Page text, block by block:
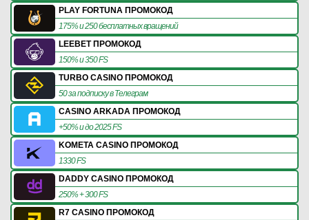
PLAY FORTUNA ПРОМОКОД
175% и 250 бесплатных вращений
LEEBET ПРОМОКОД
150% и 350 FS
TURBO CASINO ПРОМОКОД
50 за подписку в Телеграм
CASINO ARKADA ПРОМОКОД
+50% и до 2025 FS
KOMETA CASINO ПРОМОКОД
1330 FS
DADDY CASINO ПРОМОКОД
250% + 300 FS
R7 CASINO ПРОМОКОД